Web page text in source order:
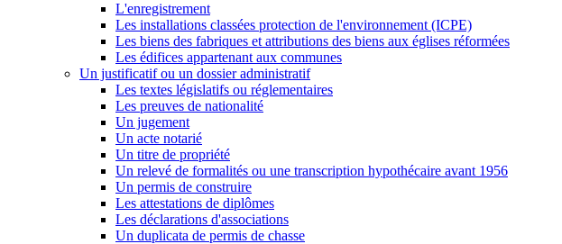
L'enregistrement
Les installations classées protection de l'environnement (ICPE)
Les biens des fabriques et attributions des biens aux églises réformées
Les édifices appartenant aux communes
Un justificatif ou un dossier administratif
Les textes législatifs ou réglementaires
Les preuves de nationalité
Un jugement
Un acte notarié
Un titre de propriété
Un relevé de formalités ou une transcription hypothécaire avant 1956
Un permis de construire
Les attestations de diplômes
Les déclarations d'associations
Un duplicata de permis de chasse